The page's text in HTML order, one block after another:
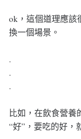
ok，這個道理應該
換一個場景。
.
.
.
比如，在飲食營養
“好”，要吃的好，